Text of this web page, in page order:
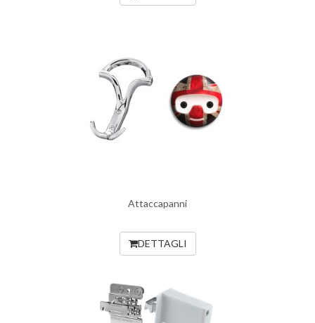
Attaccapanni
DETTAGLI